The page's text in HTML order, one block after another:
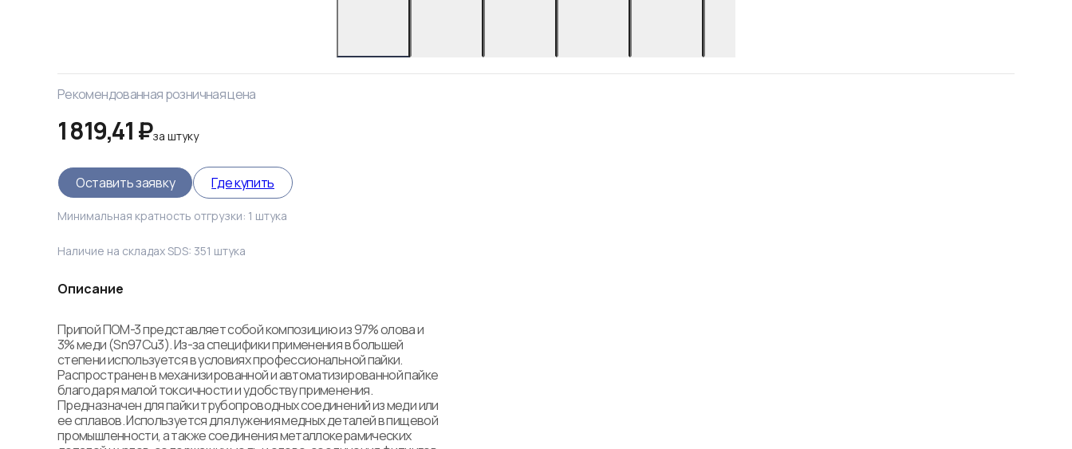
Рекомендованная розничная цена
1 819,41 ₽за штуку
Оставить заявку Где купить
Минимальная кратность отгрузки: 1 штука
Наличие на складах SDS: 351 штука
Описание
Припой ПОМ-3 представляет собой композицию из 97% олова и
3% меди (Sn97Cu3). Из-за специфики применения в большей
степени используется в условиях профессиональной пайки.
Распространен в механизированной и автоматизированной пайке
благодаря малой токсичности и удобству применения.
Предназначен для пайки трубопроводных соединений из меди или
ее сплавов. Используется для лужения медных деталей в пищевой
промышленности, а также соединения металлокерамических